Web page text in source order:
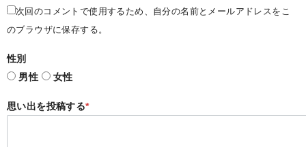
次回のコメントで使用するため、自分の名前とメールアドレスをこ
のブラウザに保存する。
性別
男性
女性
思い出を投稿する*